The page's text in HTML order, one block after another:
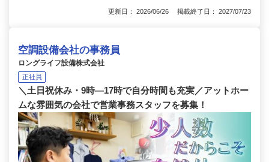
更新日： 2026/06/26 掲載終了日： 2027/07/23
空調設備会社の事務員
ロングライフ設備株式会社
正社員
＼土日祝休み・9時―17時で自分時間も充実／アットホー
ムな雰囲気の会社で営業事務スタッフを募集！